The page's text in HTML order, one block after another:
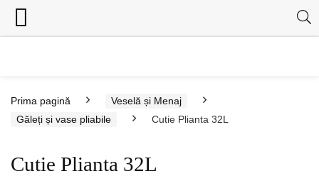
Prima pagină
Veselă și Menaj
Găleți și vase pliabile
Cutie Plianta 32L
Cutie Plianta 32L